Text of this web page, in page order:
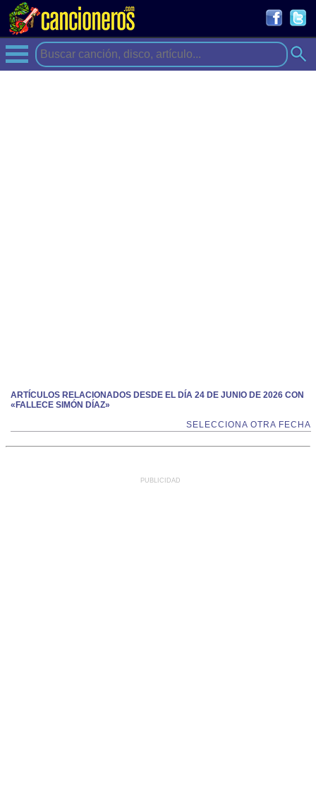
ARTÍCULOS RELACIONADOS DESDE EL DÍA 24 DE JUNIO DE 2026 CON
«FALLECE SIMÓN DÍAZ»
SELECCIONA OTRA FECHA
PUBLICIDAD